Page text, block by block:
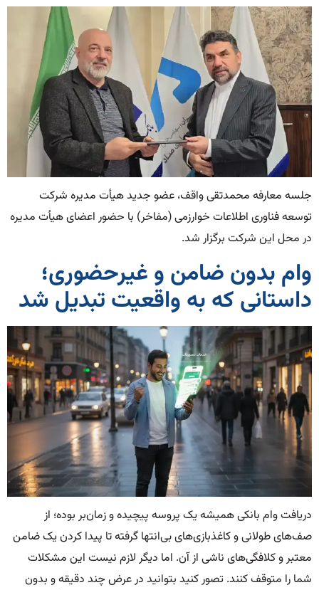
جلسه معارفه محمدتقی واقف، عضو جدید هیأت مدیره شرکت
توسعه فناوری اطلاعات خوارزمی (مفاخر) با حضور اعضای هیأت مدیره
در محل این شرکت برگزار شد.
وام بدون ضامن و غیرحضوری؛
داستانی که به واقعیت تبدیل شد
دریافت وام بانکی همیشه یک پروسه پیچیده و زمان‌بر بوده؛ از
صف‌های طولانی و کاغذبازی‌های بی‌انتها گرفته تا پیدا کردن یک ضامن
معتبر و کلافگی‌های ناشی از آن. اما دیگر لازم نیست این مشکلات
شما را متوقف کنند. تصور کنید بتوانید در عرض چند دقیقه و بدون